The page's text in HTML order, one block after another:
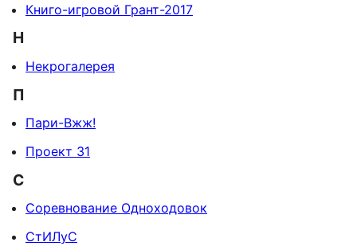
Книго-игровой Грант-2017
Н
Некрогалерея
П
Пари-Вжж!
Проект 31
С
Соревнование Одноходовок
СтИЛуС